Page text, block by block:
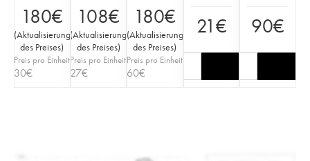
180€
(Aktualisierung
des Preises)
Preis pro Einheit
30€
108€
(Aktualisierung
des Preises)
Preis pro Einheit
27€
180€
(Aktualisierung
des Preises)
Preis pro Einheit
60€
21€ 90€